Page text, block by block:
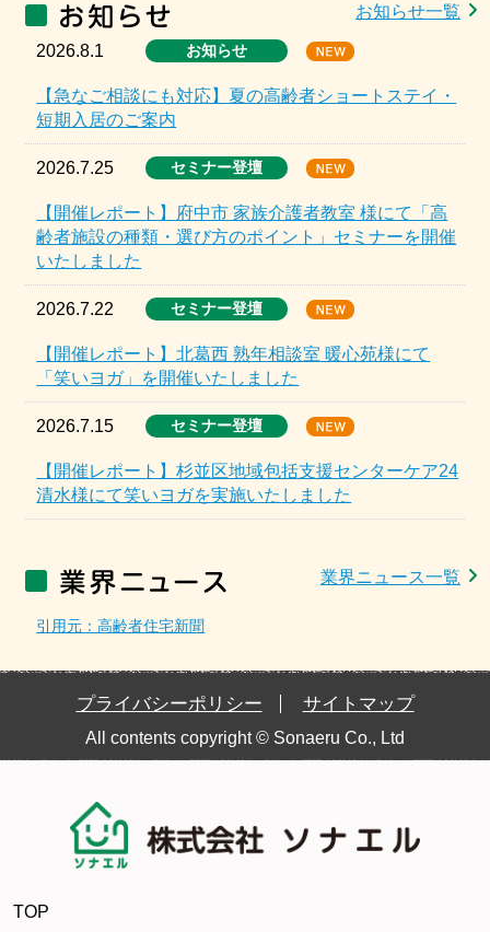
お知らせ一覧
2026.8.1 お知らせ
【急なご相談にも対応】夏の高齢者ショートステイ・
短期入居のご案内
2026.7.25 セミナー登壇
【開催レポート】府中市 家族介護者教室 様にて「高
齢者施設の種類・選び方のポイント」セミナーを開催
いたしました
2026.7.22 セミナー登壇
【開催レポート】北葛西 熟年相談室 暖心苑様にて
「笑いヨガ」を開催いたしました
2026.7.15 セミナー登壇
【開催レポート】杉並区地域包括支援センターケア24
清水様にて笑いヨガを実施いたしました
業界ニュース一覧
引用元：高齢者住宅新聞
プライバシーポリシー サイトマップ
All contents copyright © Sonaeru Co., Ltd
TOP